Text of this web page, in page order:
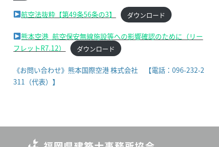
航空法抜粋【第49条56条の3】 ダウンロード
熊本空港_航空保安無線施設等への影響確認のために（リー
フレットR7.12）
ダウンロード
《お問い合わせ》熊本国際空港 株式会社 【電話：096-232-2
311（代表）】